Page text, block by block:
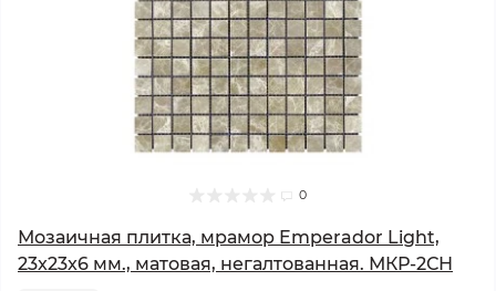
0
Мозаичная плитка, мрамор Emperador Light,
23x23x6 мм., матовая, негалтованная. МКР-2СН